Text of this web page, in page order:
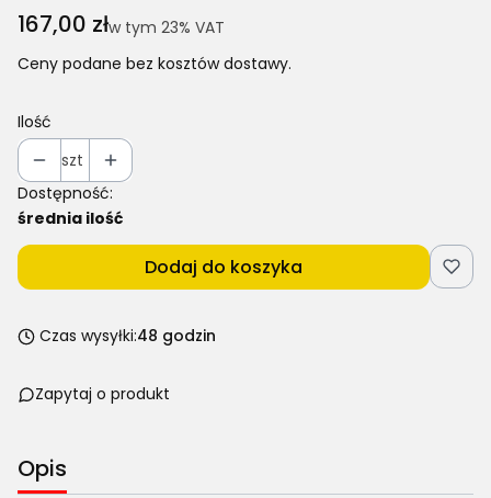
Cena
167,00 złw tym 23% VAT
w tym 23% VAT
Ceny podane bez kosztów dostawy.
Ilość
szt
Dostępność:
średnia ilość
Dodaj do koszyka
Czas wysyłki:48 godzin
Zapytaj o produkt
Opis